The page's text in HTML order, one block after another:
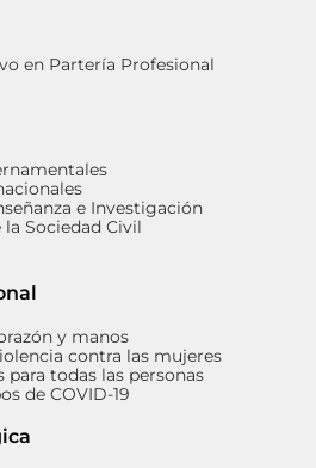
en Partería Profesional
e Investigación
Sociedad Civil
y manos
contra las mujeres
para todas las personas
de COVID-19